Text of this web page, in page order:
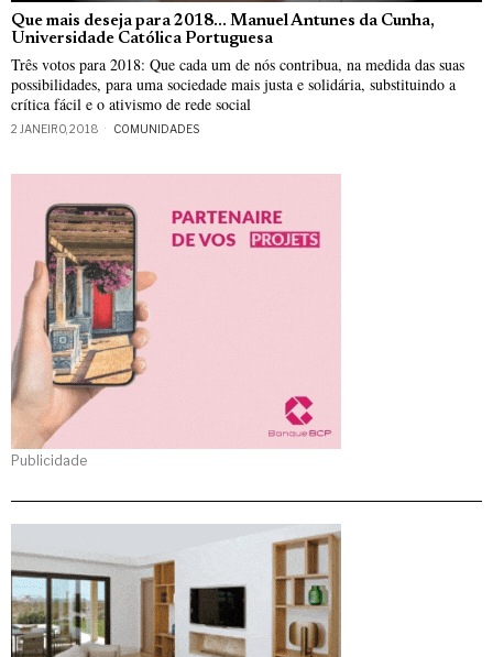
Que mais deseja para 2018… Manuel Antunes da Cunha,
Universidade Católica Portuguesa
Três votos para 2018: Que cada um de nós contribua, na medida das suas
possibilidades, para uma sociedade mais justa e solidária, substituindo a
crítica fácil e o ativismo de rede social
2 JANEIRO, 2018 COMUNIDADES
Publicidade